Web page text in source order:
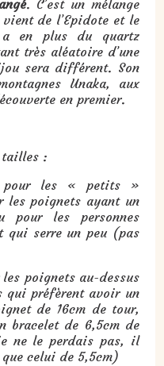
. C’est un mélange
de l’Epidote et le
en plus du quartz
très aléatoire d’une
sera différent. Son
Unaka, aux
en premier.
tailles :
les « petits »
les poignets ayant un
les personnes
qui serre un peu (pas
poignets au-dessus
qui préfèrent avoir un
de 16cm de tour,
bracelet de 6,5cm de
ne le perdais pas, il
celui de 5,5cm)